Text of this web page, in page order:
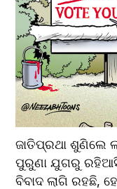
ଜାତିପ୍ରଥା ଶୁଣିଲେ
ପୁରୁଣା ଯୁଗରୁ
ବିବାଦ ଲାଗି ରହଛି,